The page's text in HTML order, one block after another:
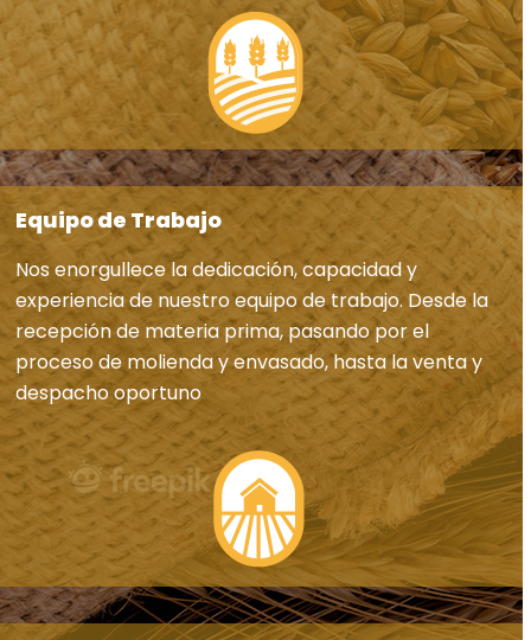
Equipo de Trabajo
Nos enorgullece la dedicación, capacidad y
experiencia de nuestro equipo de trabajo. Desde la
recepción de materia prima, pasando por el
proceso de molienda y envasado, hasta la venta y
despacho oportuno